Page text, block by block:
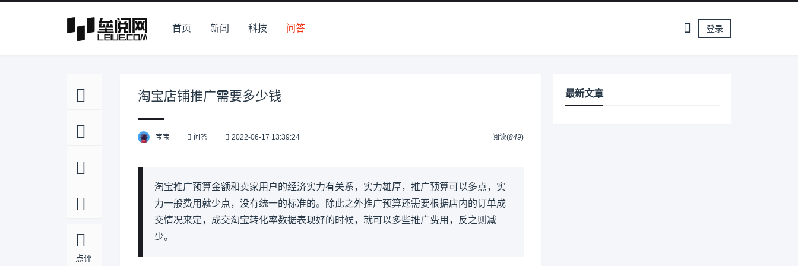
首页 新闻 科技 问答 登录
点评
淘宝店铺推广需要多少钱
宝宝 问答 2022-06-17 13:39:24 阅读(849)
淘宝推广预算金额和卖家用户的经济实力有关系，实力雄厚，推广预算可以多点，实
力一般费用就少点，没有统一的标准的。除此之外推广预算还需要根据店内的订单成
交情况来定，成交淘宝转化率数据表现好的时候，就可以多些推广费用，反之则减
少。
最新文章